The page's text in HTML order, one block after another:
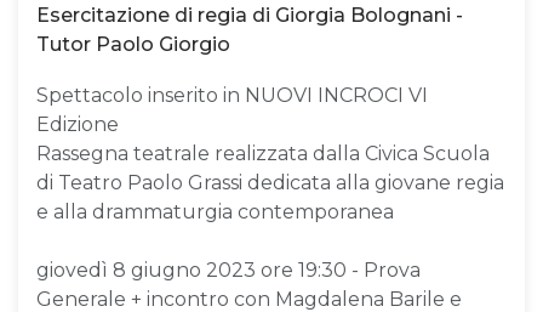
Esercitazione di regia di Giorgia Bolognani -
Tutor Paolo Giorgio
Spettacolo inserito in NUOVI INCROCI VI
Edizione
Rassegna teatrale realizzata dalla Civica Scuola
di Teatro Paolo Grassi dedicata alla giovane regia
e alla drammaturgia contemporanea
giovedì 8 giugno 2023 ore 19:30 - Prova
Generale + incontro con Magdalena Barile e